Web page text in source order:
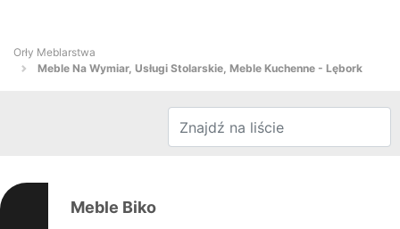
Orły Meblarstwa
Meble Na Wymiar, Usługi Stolarskie, Meble Kuchenne - Lębork
Meble Biko